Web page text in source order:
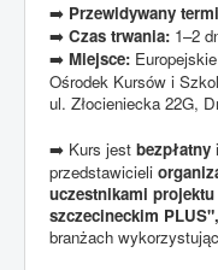
➡️ Przewidywany
➡️ Czas trwania: 1–2
➡️ Miejsce:
Ośrodek Kursów i
ul. Złocieniecka 22G,
➡️ Kurs jest bezpłatny
przedstawicieli
uczestnikami
szczecineckim PLUS",
branżach